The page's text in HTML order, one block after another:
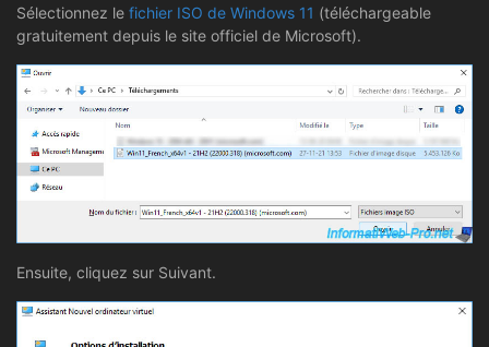
Sélectionnez le fichier ISO de Windows 11 (téléchargeable
gratuitement depuis le site officiel de Microsoft).
Ensuite, cliquez sur Suivant.